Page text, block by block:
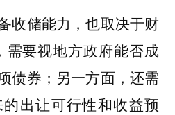
收储能力，也取决于财
需要视地方政府能否成
债券；另一方面，还需
出让可行性和收益预